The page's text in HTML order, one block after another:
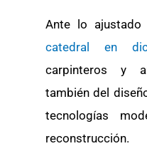
Ante lo
catedral en
carpinteros y
también del
tecnologías